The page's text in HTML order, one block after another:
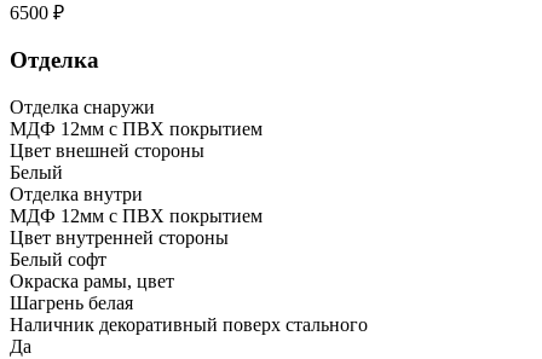
6500 ₽
Отделка
Отделка снаружи
МДФ 12мм с ПВХ покрытием
Цвет внешней стороны
Белый
Отделка внутри
МДФ 12мм с ПВХ покрытием
Цвет внутренней стороны
Белый софт
Окраска рамы, цвет
Шагрень белая
Наличник декоративный поверх стального
Да